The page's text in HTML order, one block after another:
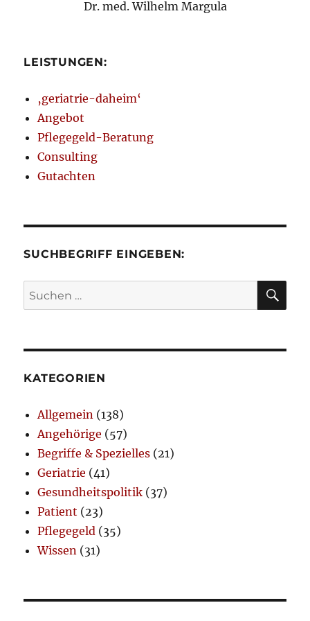
Dr. med. Wilhelm Margula
LEISTUNGEN:
‚geriatrie-daheim‘
Angebot
Pflegegeld-Beratung
Consulting
Gutachten
SUCHBEGRIFF EINGEBEN:
Suchen
nach:
KATEGORIEN
Allgemein (138)
Angehörige (57)
Begriffe & Spezielles (21)
Geriatrie (41)
Gesundheitspolitik (37)
Patient (23)
Pflegegeld (35)
Wissen (31)